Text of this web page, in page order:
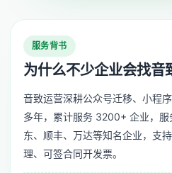
服务背书
为什么不少企业会找音
音致运营深耕公众号迁移、小程
多年，累计服务 3200+ 企业，
东、顺丰、万达等知名企业，支
理、可签合同开发票。